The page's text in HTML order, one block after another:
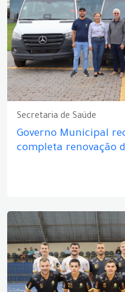
Secretaria de Saúde
Governo Municipal
completa renovação